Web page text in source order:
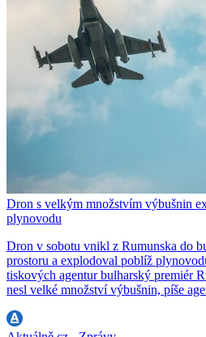
Dron s velkým množstvím výbušnin
plynovodu
Dron v sobotu vnikl z Rumunska do
prostoru a explodoval poblíž
tiskových agentur bulharský premiér
nesl velké množství výbušnin, píše